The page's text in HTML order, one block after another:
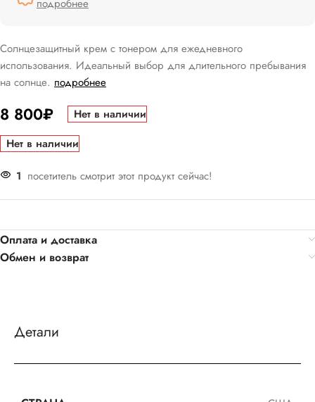
подробнее
Солнцезащитный крем с тонером для ежедневного
использования. Идеальный выбор для длительного пребывания
на солнце. подробнее
8 800₽
Нет в наличии
Нет в наличии
1 посетитель смотрит этот продукт сейчас!
Оплата и доставка
Обмен и возврат
Детали